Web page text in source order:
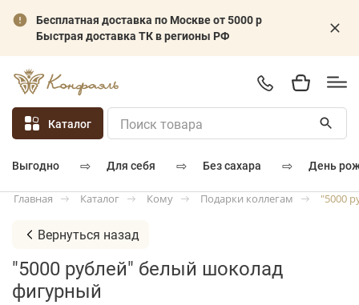
Бесплатная доставка по Москве от 5000 р
Быстрая доставка ТК в регионы РФ
Каталог
выгодно ⇨ для себя ⇨ без сахара ⇨ день
Главная Каталог Кому Подарки коллегам "5000
Вернуться назад
"5000 рублей" белый шоколад
фигурный